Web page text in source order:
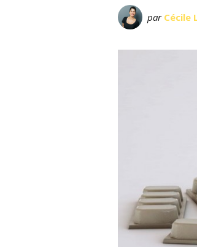
par Cécile